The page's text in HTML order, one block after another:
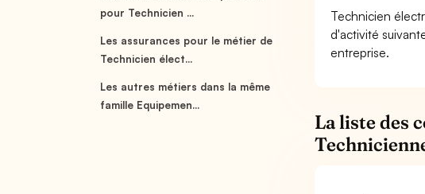
pour Technicien ...
Les assurances pour le métier de
Technicien élect...
Les autres métiers dans la même
famille Equipemen...
Technicien
d'activité
entreprise.
La liste des